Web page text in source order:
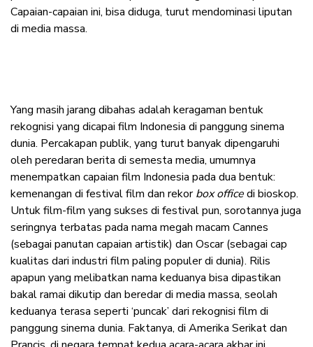
Capaian-capaian ini, bisa diduga, turut mendominasi liputan
di media massa.
Yang masih jarang dibahas adalah keragaman bentuk
rekognisi yang dicapai film Indonesia di panggung sinema
dunia. Percakapan publik, yang turut banyak dipengaruhi
oleh peredaran berita di semesta media, umumnya
menempatkan capaian film Indonesia pada dua bentuk:
kemenangan di festival film dan rekorbox officedi bioskop.
Untuk film-film yang sukses di festival pun, sorotannya juga
seringnya terbatas pada nama megah macam Cannes
(sebagai panutan capaian artistik) dan Oscar (sebagai cap
kualitas dari industri film paling populer di dunia). Rilis
apapun yang melibatkan nama keduanya bisa dipastikan
bakal ramai dikutip dan beredar di media massa, seolah
keduanya terasa seperti ‘puncak’ dari rekognisi film di
panggung sinema dunia. Faktanya, di Amerika Serikat dan